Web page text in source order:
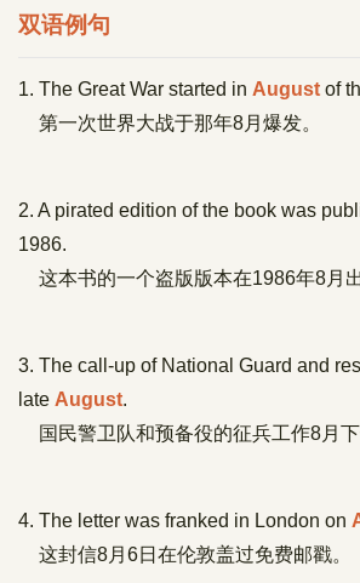
双语例句
1. The Great War started in August of
第一次世界大战于那年8月爆发。
2. A pirated edition of the book was
1986.
这本书的一个盗版版本在1986年8月出
3. The call-up of National Guard and
late August.
国民警卫队和预备役的征兵工作8月下
4. The letter was franked in London on
这封信8月6日在伦敦盖过免费邮戳。